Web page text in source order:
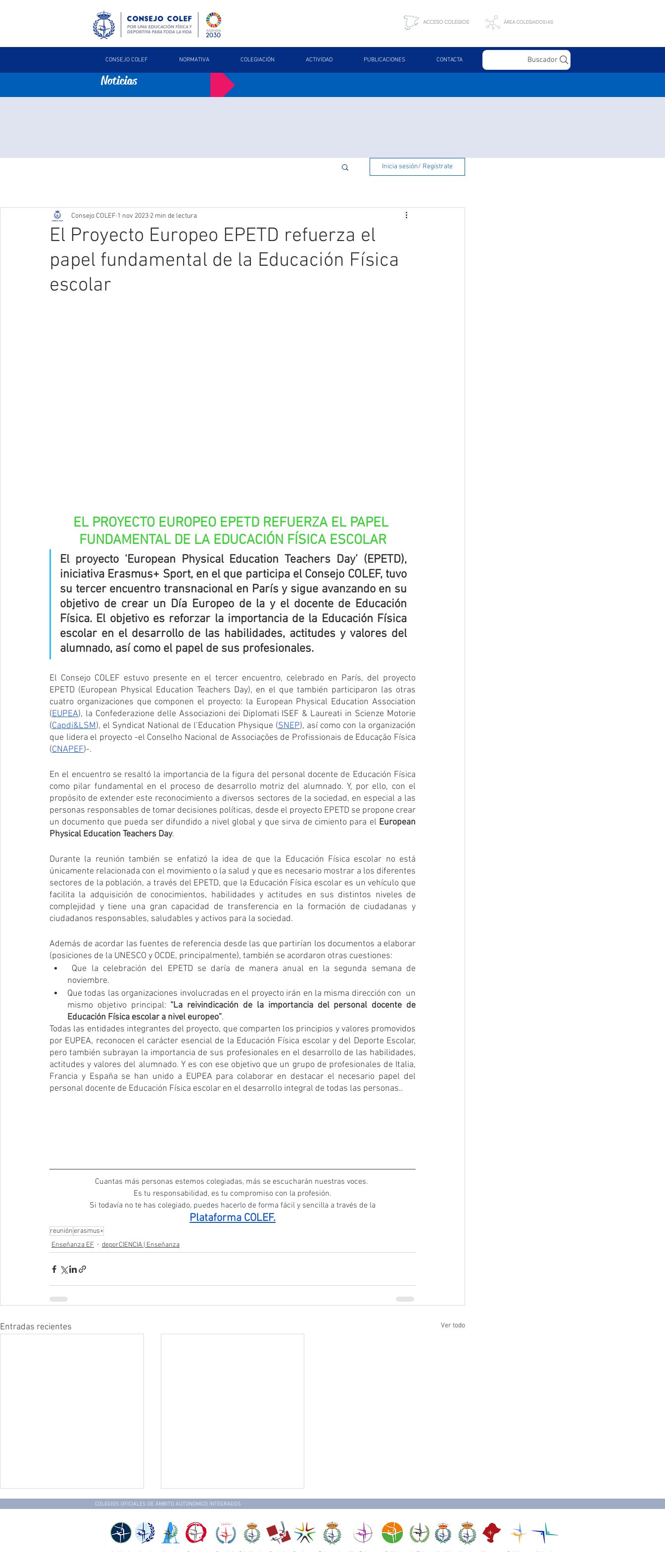
CONSEJO COLEF NORMATIVA COLEGIACIÓN ACTIVIDAD PUBLICACIONES CONTACTA Buscador
Noticias
Inicia sesión/ Regístrate
El Proyecto Europeo EPETD refuerza el
papel fundamental de la Educación Física
escolar
Consejo COLEF 1 nov 2023 2 min de lectura
EL PROYECTO EUROPEO EPETD REFUERZA EL PAPEL
FUNDAMENTAL DE LA EDUCACIÓN FÍSICA ESCOLAR
El proyecto ‘European Physical Education Teachers Day’ (EPETD),
iniciativa Erasmus+ Sport, en el que participa el Consejo COLEF, tuvo
su tercer encuentro transnacional en París y sigue avanzando en su
objetivo de crear un Día Europeo de la y el docente de Educación
Física. El objetivo es reforzar la importancia de la Educación Física
escolar en el desarrollo de las habilidades, actitudes y valores del
alumnado, así como el papel de sus profesionales.
El Consejo COLEF estuvo presente en el tercer encuentro, celebrado en París, del proyecto
EPETD (European Physical Education Teachers Day), en el que también participaron las otras
cuatro organizaciones que componen el proyecto: la European Physical Education Association
(EUPEA), la Confederazione delle Associazioni dei Diplomati ISEF & Laureati in Scienze Motorie
(Capdi&LSM), el Syndicat National de l’Education Physique (SNEP), así como con la organización
que lidera el proyecto -el Conselho Nacional de Associações de Profissionais de Educação Física
(CNAPEF)-.
En el encuentro se resaltó la importancia de la figura del personal docente de Educación Física
como pilar fundamental en el proceso de desarrollo motriz del alumnado. Y, por ello, con el
propósito de extender este reconocimiento a diversos sectores de la sociedad, en especial a las
personas responsables de tomar decisiones políticas, desde el proyecto EPETD se propone crear
un documento que pueda ser difundido a nivel global y que sirva de cimiento para el European
Physical Education Teachers Day.
Durante la reunión también se enfatizó la idea de que la Educación Física escolar no está
únicamente relacionada con el movimiento o la salud y que es necesario mostrar a los diferentes
sectores de la población, a través del EPETD, que la Educación Física escolar es un vehículo que
facilita la adquisición de conocimientos, habilidades y actitudes en sus distintos niveles de
complejidad y tiene una gran capacidad de transferencia en la formación de ciudadanas y
ciudadanos responsables, saludables y activos para la sociedad.
Además de acordar las fuentes de referencia desde las que partirían los documentos a elaborar
(posiciones de la UNESCO y OCDE, principalmente), también se acordaron otras cuestiones:
noviembre.
Que todas las organizaciones involucradas en el proyecto irán en la misma dirección con  un
mismo objetivo principal: “La reivindicación de la importancia del personal docente de
Educación Física escolar a nivel europeo”.
Todas las entidades integrantes del proyecto, que comparten los principios y valores promovidos
por EUPEA, reconocen el carácter esencial de la Educación Física escolar y del Deporte Escolar,
pero también subrayan la importancia de sus profesionales en el desarrollo de las habilidades,
actitudes y valores del alumnado. Y es con ese objetivo que un grupo de profesionales de Italia,
Francia y España se han unido a EUPEA para colaborar en destacar el necesario papel del
personal docente de Educación Física escolar en el desarrollo integral de todas las personas..
Cuantas más personas estemos colegiadas, más se escucharán nuestras voces.
Es tu responsabilidad, es tu compromiso con la profesión.
Si todavía no te has colegiado, puedes hacerlo de forma fácil y sencilla a través de la
Plataforma COLEF.
reuniónerasmus+
Enseñanza EF
deporCIENCIA | Enseñanza
Entradas recientes Ver todo
COLEGIOS OFICIALES DE ÁMBITO AUTONÓMICO INTEGRADOS